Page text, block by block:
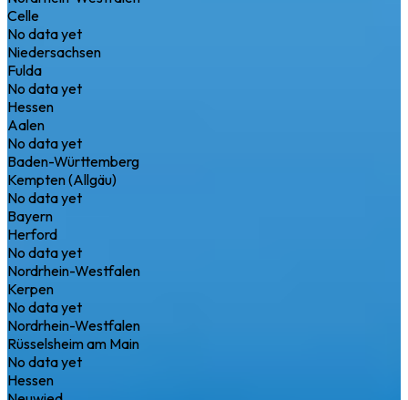
Celle
No data yet
Niedersachsen
Fulda
No data yet
Hessen
Aalen
No data yet
Baden-Württemberg
Kempten (Allgäu)
No data yet
Bayern
Herford
No data yet
Nordrhein-Westfalen
Kerpen
No data yet
Nordrhein-Westfalen
Rüsselsheim am Main
No data yet
Hessen